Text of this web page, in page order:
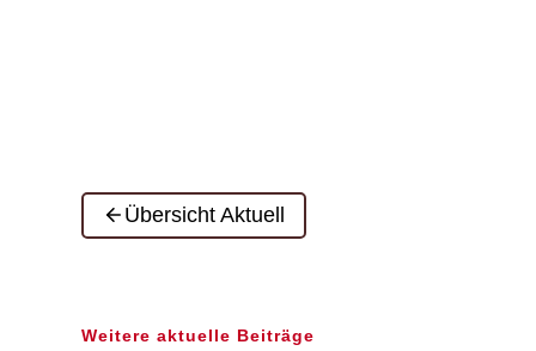
Übersicht Aktuell
Weitere aktuelle Beiträge